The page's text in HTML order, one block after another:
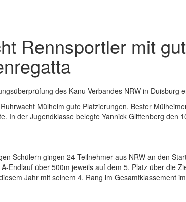
Rennsportler mit
des Kanu-Verbandes NRW in Duisburg
Mülheim gute Platzierungen. Bester
In der Jugendklasse belegte Yannick Glittenberg den
Schülern gingen 24 Teilnehmer aus NRW an den
Endlauf über 500m jeweils auf dem 5. Platz über die
Jahr mit seinem 4. Rang im Gesamtklassement